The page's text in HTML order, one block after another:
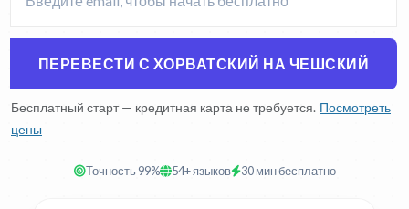
ПЕРЕВЕСТИ С ХОРВАТСКИЙ НА ЧЕШСКИЙ
Бесплатный старт — кредитная карта не требуется. Посмотреть
цены
Точность 99% 54+ языков 30 мин бесплатно